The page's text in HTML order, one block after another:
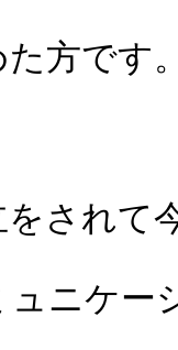
方です
されて
ニケー